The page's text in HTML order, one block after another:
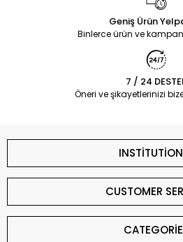
Geniş Ürün
Binlerce ürün ve
7 / 24
Öneri ve şikayetlerinizi
CUSTOMER